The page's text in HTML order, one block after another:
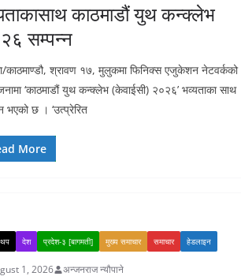
काठमाडौं युथ कन्क्लेभ
सम्पन्न
काठमाण्डौ, श्रावण १७, मुलुकमा फिनिक्स एजुकेशन नेटवर्कको
‘काठमाडौं युथ कन्क्लेभ (केवाईसी) २०२६’ भव्यताका साथ
भएको छ । ‘उत्प्रेरित
More
देश प्रदेश-३ [बागमती] मुख्य समाचार समाचार हेडलाइन
1, 2026 अन्जनराज न्यौपाने